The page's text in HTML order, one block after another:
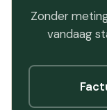
Zonder
vandaag